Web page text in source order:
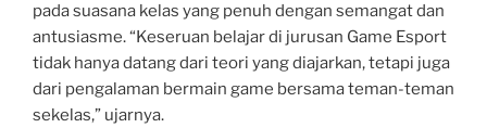
pada suasana kelas yang penuh dengan semangat dan
antusiasme. “Keseruan belajar di jurusan Game Esport
tidak hanya datang dari teori yang diajarkan, tetapi juga
dari pengalaman bermain game bersama teman-teman
sekelas,” ujarnya.